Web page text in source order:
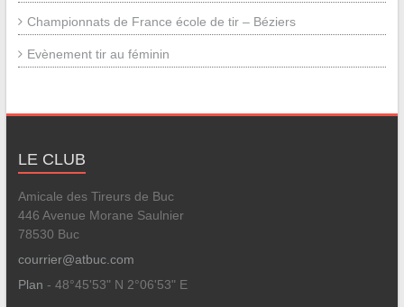
Championnats de France école de tir – Béziers
Evènement tir au féminin
LE CLUB
Amicale des Tireurs de Buc
446 Avenue Morane Saulnier
78530 Buc
courrier@atbuc.com
Plan - 48°45'53" N 2°06'53" E